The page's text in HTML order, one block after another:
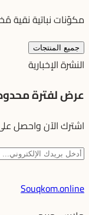
مكوّنات نباتية نقية
جميع المنتجات
النشرة الإخبارية
عرض لفترة
اشترك الآن واحصل على خصم 20% على
Souqkom.online